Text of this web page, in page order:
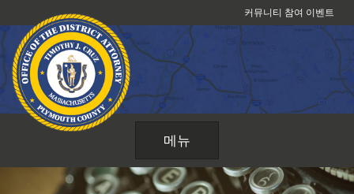
텐
츠
건
커뮤니티 참여 이벤트
메뉴